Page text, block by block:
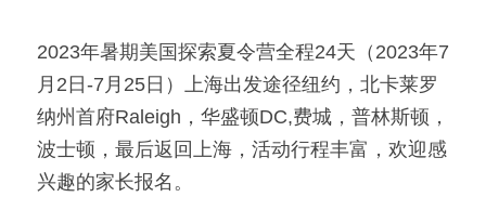
2023年暑期美国探索夏令营全程24天（2023年7
月2日-7月25日）上海出发途径纽约，北卡莱罗
纳州首府Raleigh，华盛顿DC,费城，普林斯顿，
波士顿，最后返回上海，活动行程丰富，欢迎感
兴趣的家长报名。